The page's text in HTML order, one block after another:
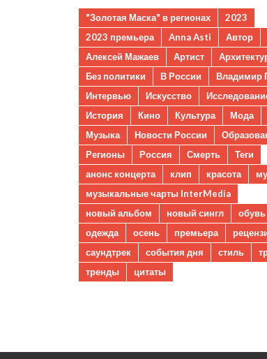
"Золотая Маска" в регионах
2023
2023 премьера
Anna Asti Автор
Алексей Мажаев
Артист
Без политики
В России
Владимир
Интервью
Искусство
История
Кино Культура Мода
Музыка
Новости России
Регионы
Россия Смерть
Теги
анонс концерта
клип красота
музыкальные чарты InterMedia
новый альбом
новый сингл
обувь
одежда
осень премьера
саундтрек
события дня стиль
тренды
цитаты